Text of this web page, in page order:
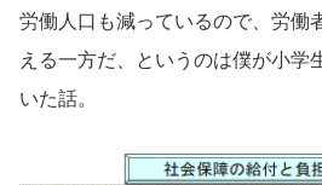
労働人口も減っているので、労働
える一方だ、というのは僕が小学
いた話。